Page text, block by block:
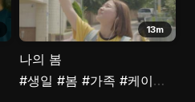
13m
나의 봄
#생일 #봄 #가족 #케이크